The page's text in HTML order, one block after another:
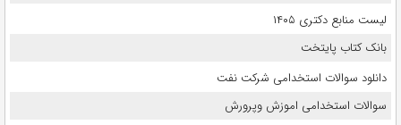
لیست منابع دکتری ۱۴۰۵
بانک کتاب پایتخت
دانلود سوالات استخدامی شرکت نفت
سوالات استخدامی اموزش وپرورش